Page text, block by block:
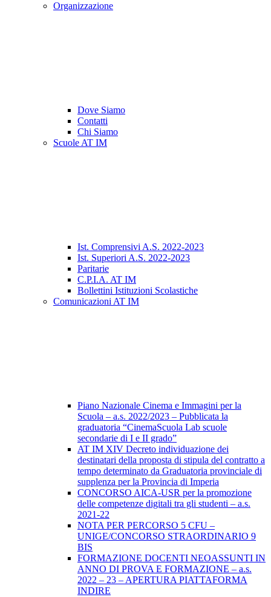
Organizzazione
Dove Siamo
Contatti
Chi Siamo
Scuole AT IM
Ist. Comprensivi A.S. 2022-2023
Ist. Superiori A.S. 2022-2023
Paritarie
C.P.I.A. AT IM
Bollettini Istituzioni Scolastiche
Comunicazioni AT IM
Piano Nazionale Cinema e Immagini per la
Scuola – a.s. 2022/2023 – Pubblicata la
graduatoria “CinemaScuola Lab scuole
secondarie di I e II grado”
AT IM XIV Decreto individuazione dei
destinatari della proposta di stipula del contratto a
tempo determinato da Graduatoria provinciale di
supplenza per la Provincia di Imperia
CONCORSO AICA-USR per la promozione
delle competenze digitali tra gli studenti – a.s.
2021-22
NOTA PER PERCORSO 5 CFU –
UNIGE/CONCORSO STRAORDINARIO 9
BIS
FORMAZIONE DOCENTI NEOASSUNTI IN
ANNO DI PROVA E FORMAZIONE – a.s.
2022 – 23 – APERTURA PIATTAFORMA
INDIRE